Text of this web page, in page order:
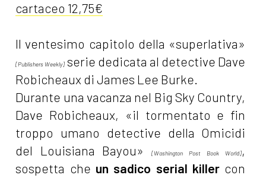
cartaceo 12,75€
Il ventesimo capitolo della «superlativa»
[Publishers Weekly] serie dedicata al detective Dave
Robicheaux di James Lee Burke.
Durante una vacanza nel Big Sky Country,
Dave Robicheaux, «il tormentato e fin
troppo umano detective della Omicidi
del Louisiana Bayou»
[Washington Post Book World],
sospetta che un sadico serial killercon